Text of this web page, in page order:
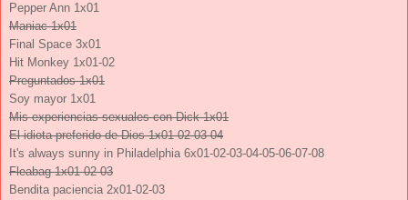
Pepper Ann 1x01
Maniac 1x01
Final Space 3x01
Hit Monkey 1x01-02
Preguntados 1x01
Soy mayor 1x01
Mis experiencias sexuales con Dick 1x01
El idiota preferido de Dios 1x01-02-03-04
It's always sunny in Philadelphia 6x01-02-03-04-05-06-07-08
Fleabag 1x01-02-03
Bendita paciencia 2x01-02-03